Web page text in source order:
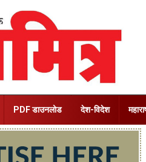
PDF डाउनलोड देश-विदेश